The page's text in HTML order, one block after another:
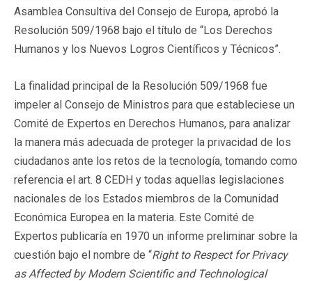
Asamblea Consultiva del Consejo de Europa, aprobó la
Resolución 509/1968 bajo el título de “Los Derechos
Humanos y los Nuevos Logros Científicos y Técnicos”.
La finalidad principal de la Resolución 509/1968 fue
impeler al Consejo de Ministros para que estableciese un
Comité de Expertos en Derechos Humanos, para analizar
la manera más adecuada de proteger la privacidad de los
ciudadanos ante los retos de la tecnología, tomando como
referencia el art. 8 CEDH y todas aquellas legislaciones
nacionales de los Estados miembros de la Comunidad
Económica Europea en la materia. Este Comité de
Expertos publicaría en 1970 un informe preliminar sobre la
cuestión bajo el nombre de “Right to Respect for Privacy
as Affected by Modern Scientific and Technological